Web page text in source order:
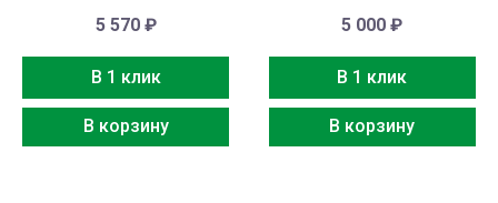
5 570 ₽
В 1 клик
В корзину
5 000₽
В 1 клик
В корзину